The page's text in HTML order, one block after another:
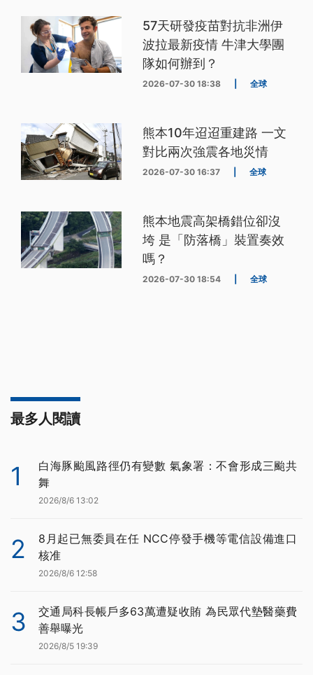
57天研發疫苗對抗非洲伊
波拉最新疫情 牛津大學團
隊如何辦到？
2026-07-30 18:38 全球
熊本10年迢迢重建路 一文
對比兩次強震各地災情
2026-07-30 16:37 全球
熊本地震高架橋錯位卻沒
垮 是「防落橋」裝置奏效
嗎？
2026-07-30 18:54 全球
最多人閱讀
1
白海豚颱風路徑仍有變數 氣象署：不會形成三颱共
舞
2026/8/6 13:02
2
8月起已無委員在任 NCC停發手機等電信設備進口
核准
2026/8/6 12:58
3
交通局科長帳戶多63萬遭疑收賄 為民眾代墊醫藥費
善舉曝光
2026/8/5 19:39